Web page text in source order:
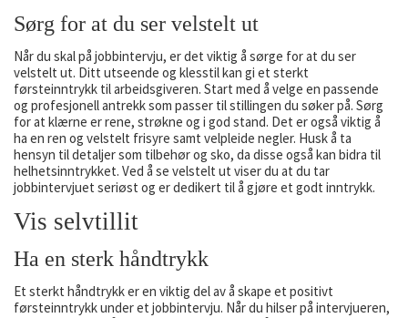
Sørg for at du ser velstelt ut
Når du skal på jobbintervju, er det viktig å sørge for at du ser
velstelt ut. Ditt utseende og klesstil kan gi et sterkt
førsteinntrykk til arbeidsgiveren. Start med å velge en passende
og profesjonell antrekk som passer til stillingen du søker på. Sørg
for at klærne er rene, strøkne og i god stand. Det er også viktig å
ha en ren og velstelt frisyre samt velpleide negler. Husk å ta
hensyn til detaljer som tilbehør og sko, da disse også kan bidra til
helhetsinntrykket. Ved å se velstelt ut viser du at du tar
jobbintervjuet seriøst og er dedikert til å gjøre et godt inntrykk.
Vis selvtillit
Ha en sterk håndtrykk
Et sterkt håndtrykk er en viktig del av å skape et positivt
førsteinntrykk under et jobbintervju. Når du hilser på intervjueren,